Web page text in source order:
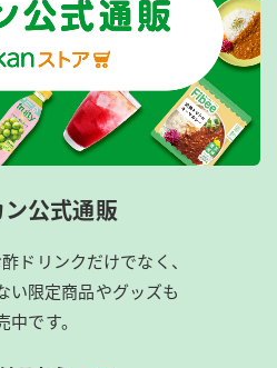
公式通販
ドリンクだけでなく、
い限定商品やグッズも
中です。